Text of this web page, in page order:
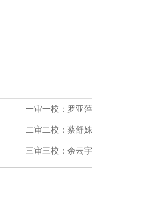
一审一校：罗亚萍
二审二校：蔡舒姝
三审三校：余云宇